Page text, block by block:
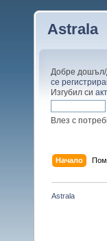
Astrala
Добре дошъл/
се
Изгубил си
Влез с
Начало
Astrala